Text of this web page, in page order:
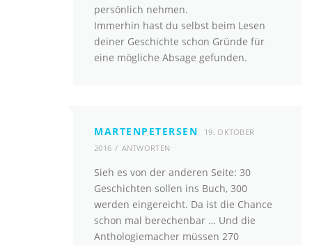
persönlich nehmen.
Immerhin hast du selbst beim Lesen
deiner Geschichte schon Gründe für
eine mögliche Absage gefunden.
MARTENPETERSEN
19. OKTOBER
2016
ANTWORTEN
Sieh es von der anderen Seite: 30
Geschichten sollen ins Buch, 300
werden eingereicht. Da ist die Chance
schon mal berechenbar … Und die
Anthologiemacher müssen 270